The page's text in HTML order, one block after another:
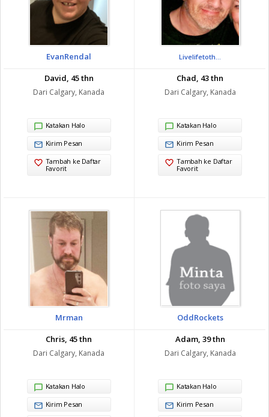
EvanRendal
David, 45 thn
Dari Calgary, Kanada
Katakan Halo
Kirim Pesan
Tambah ke Daftar
Favorit
Livelifetoth...
Chad, 43 thn
Dari Calgary, Kanada
Katakan Halo
Kirim Pesan
Tambah ke Daftar
Favorit
Mrman
Chris, 45 thn
Dari Calgary, Kanada
Katakan Halo
Kirim Pesan
OddRockets
Adam, 39 thn
Dari Calgary, Kanada
Katakan Halo
Kirim Pesan